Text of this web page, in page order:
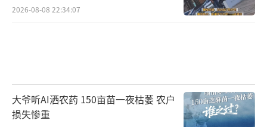
2026-08-08 22:34:07
大爷听AI洒农药 150亩苗一夜枯萎 农户
损失惨重